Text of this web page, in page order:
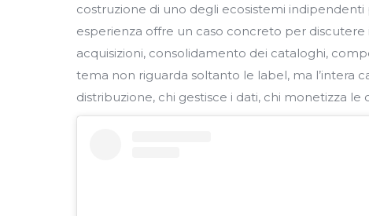
costruzione di uno degli ecosistemi
esperienza offre un caso concreto per
acquisizioni, consolidamento dei cataloghi,
tema non riguarda soltanto le label, ma l’intera
distribuzione, chi gestisce i dati, chi monetizza